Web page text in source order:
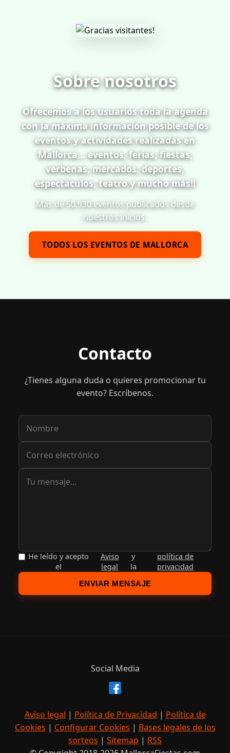
Sobre nosotros
Ofrecemos a los usuarios toda la agenda
con la máxima información posible de los
eventos y actividades realizadas en
Mallorca... eventos, ferias, fiestas,
verbenas, mercados, deportes,
espectáculos, teatro y mucho más!!
Más de 50.930 eventos publicados desde
nuestros inicios.
TODOS LOS EVENTOS DE MALLORCA
Contacto
¿Tienes alguna duda o quieres promocionar tu
evento? Escríbenos.
He leído y acepto
el
Aviso
legal
y
la
política de
privacidad
ENVIAR MENSAJE
Social Media
Aviso legal | Política de Privacidad | Política de
Cookies | Configurar Cookies | Bases legales de los
sorteos | Sitemap | RSS